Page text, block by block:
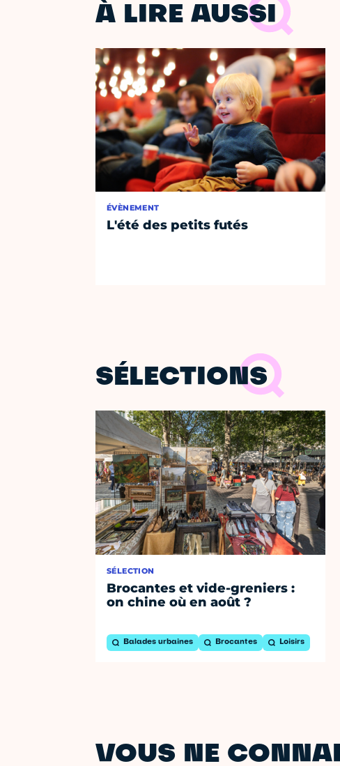
À LIRE AUSSI
ÉVÈNEMENT
L'été des petits futés
SÉLECTIONS
SÉLECTION
Brocantes et vide-greniers :
on chine où en août ?
Balades urbaines Brocantes Loisirs
VOUS NE